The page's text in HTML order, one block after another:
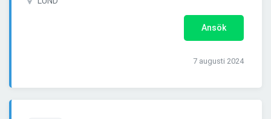
Ansök
7 augusti 2024